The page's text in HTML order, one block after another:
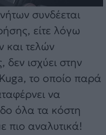
συνδέεται
είτε λόγω
και τελών
δεν ισχύει στην
το οποίο παρά
να
όλα τα κόστη
πιο αναλυτικά!